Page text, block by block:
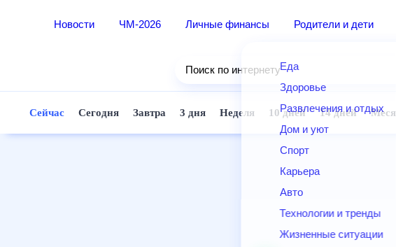
Новости ЧМ-2026 Личные финансы Родители и дети
Еда
Здоровье
Развлечения и отдых
Дом и уют
Спорт
Карьера
Авто
Технологии и тренды
Жизненные ситуации
Поиск по интернету
Сейчас Сегодня Завтра 3 дня Неделя 10 дней 14 дней